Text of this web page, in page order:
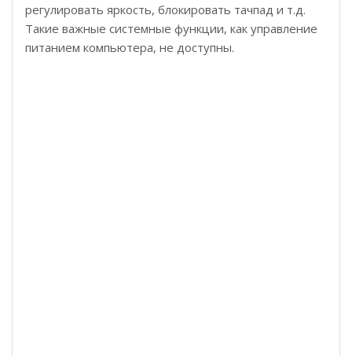
регулировать яркость, блокировать тачпад и т.д.
Такие важные системные функции, как управление
питанием компьютера, не доступны.